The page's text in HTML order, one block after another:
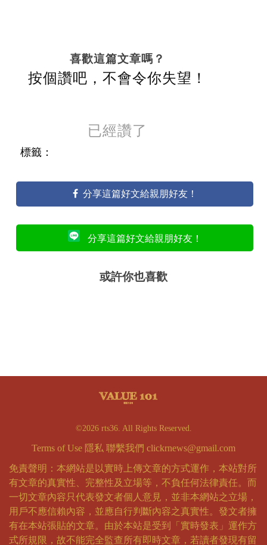
喜歡這篇文章嗎？
按個讚吧，不會令你失望！
已經讚了
標籤：
分享這篇好文給親朋好友！
分享這篇好文給親朋好友！
或許你也喜歡
©2026 rts36. All Rights Reserved.
Terms of Use 隱私 聯繫我們 clickrnews@gmail.com
免責聲明：本網站是以實時上傳文章的方式運作，本站對所
有文章的真實性、完整性及立場等，不負任何法律責任。而
一切文章內容只代表發文者個人意見，並非本網站之立場，
用戶不應信賴內容，並應自行判斷內容之真實性。發文者擁
有在本站張貼的文章。由於本站是受到「實時發表」運作方
式所規限，故不能完全監查所有即時文章，若讀者發現有留